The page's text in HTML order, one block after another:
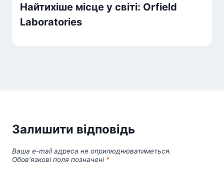
Найтихіше місце у світі: Orfield
Laboratories
Залишити відповідь
Ваша e-mail адреса не оприлюднюватиметься.
Обов’язкові поля позначені *